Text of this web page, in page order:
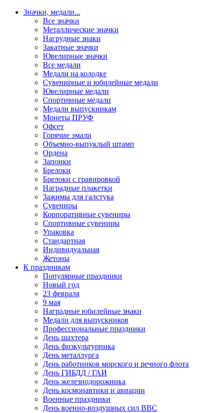
Значки, медали...
Все значки
Металлические значки
Нагрудные знаки
Закатные значки
Ювелирные значки
Все медали
Медали на колодке
Сувенирные и юбилейные медали
Ювелирные медали
Спортивные медали
Медали выпускникам
Монеты ПРУФ
Офсет
Горячие эмали
Объемно-выпуклый штамп
Ордена
Запонки
Брелоки
Брелоки с гравировкой
Наградные плакетки
Зажимы для галстука
Сувениры
Корпоративные сувениры
Спортивные сувениры
Упаковка
Стандартная
Индивидуальная
Жетоны
К праздникам
Популярные праздники
Новый год
23 февраля
9 мая
Наградные юбилейные знаки
Медали для выпускников
Профессиональные праздники
День шахтера
День физкультурника
День металлурга
День работников морского и речного флота
День ГИБДД / ГАИ
День железнодорожника
День космонавтики и авиации
Военные праздники
День военно-воздушных сил ВВС